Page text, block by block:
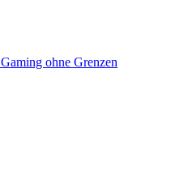
Gaming ohne Grenzen